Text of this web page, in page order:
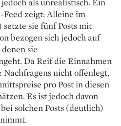
als unrealistisch. Ein
zeigt: Alleine im
setzte sie fünf Posts mit
bezogen sich jedoch auf
sie
Da Reif die Einnahmen
nicht offenlegt,
pro Post in diesen
Es ist jedoch davon
solchen Posts (deutlich)